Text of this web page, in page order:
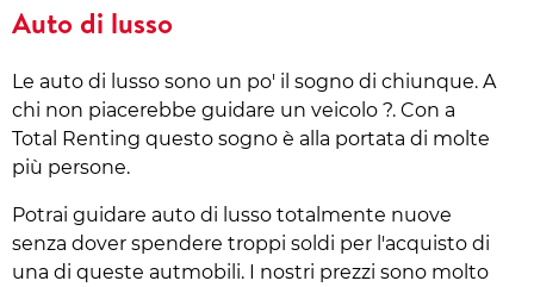
Auto di lusso
Le auto di lusso sono un po' il sogno di chiunque. A
chi non piacerebbe guidare un veicolo ?. Con a
Total Renting questo sogno è alla portata di molte
più persone.
Potrai guidare auto di lusso totalmente nuove
senza dover spendere troppi soldi per l'acquisto di
una di queste autmobili. I nostri prezzi sono molto